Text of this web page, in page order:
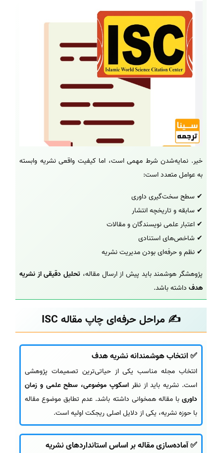
خیر. نمایه‌شدن شرط مهمی است، اما کیفیت واقعی نشریه وابسته
به عوامل متعدد است:
✔ سطح سخت‌گیری داوری
✔ سابقه و تاریخچه انتشار
✔ اعتبار علمی نویسندگان و مقالات
✔ شاخص‌های استنادی
✔ نظم و حرفه‌ای بودن مدیریت نشریه
پژوهشگر هوشمند باید پیش از ارسال مقاله، تحلیل دقیقی از نشریه
هدف داشته باشد.
✍ مراحل حرفه‌ای چاپ مقاله ISC
✅ انتخاب هوشمندانه نشریه هدف
انتخاب مجله مناسب یکی از حیاتی‌ترین تصمیمات پژوهشی
است. نشریه باید از نظر اسکوپ موضوعی، سطح علمی و زمان
داوری با مقاله همخوانی داشته باشد. عدم تطابق موضوع مقاله
با حوزه نشریه، یکی از دلایل اصلی ریجکت اولیه است.
✅ آماده‌سازی مقاله بر اساس استانداردهای نشریه